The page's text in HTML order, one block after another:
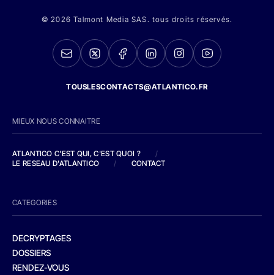
© 2026 Talmont Media SAS. tous droits réservés.
TOUSLESCONTACTS@ATLANTICO.FR
MIEUX NOUS CONNAITRE
ATLANTICO C'EST QUI, C'EST QUOI ?
/
LE RESEAU D'ATLANTICO
/ CONTACT
CATEGORIES
DECRYPTAGES
DOSSIERS
RENDEZ-VOUS